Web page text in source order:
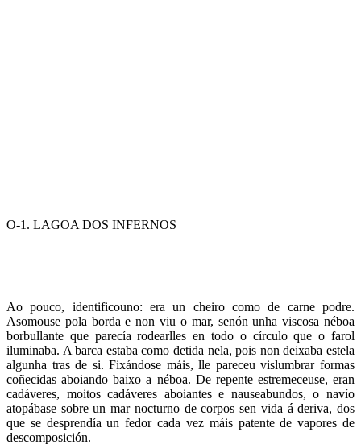
O-1. LAGOA DOS INFERNOS
Ao pouco, identificouno: era un cheiro como de carne podre.
Asomouse pola borda e non viu o mar, senón unha viscosa néboa
borbullante que parecía rodearlles en todo o círculo que o farol
iluminaba. A barca estaba como detida nela, pois non deixaba estela
algunha tras de si. Fixándose máis, lle pareceu vislumbrar formas
coñecidas aboiando baixo a néboa. De repente estremeceuse, eran
cadáveres, moitos cadáveres aboiantes e nauseabundos, o navío
atopábase sobre un mar nocturno de corpos sen vida á deriva, dos
que se desprendía un fedor cada vez máis patente de vapores de
descomposición.